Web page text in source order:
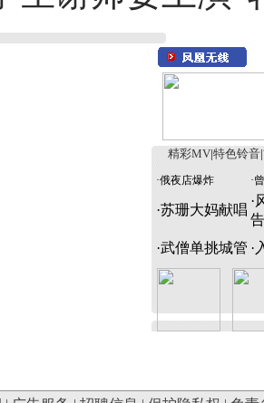
精彩MV 特色铃音
·俄夜店爆炸 ·
·苏珊大妈献唱
·
告
·武僧单挑城管 ·